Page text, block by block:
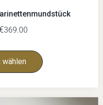
369.00
wählen